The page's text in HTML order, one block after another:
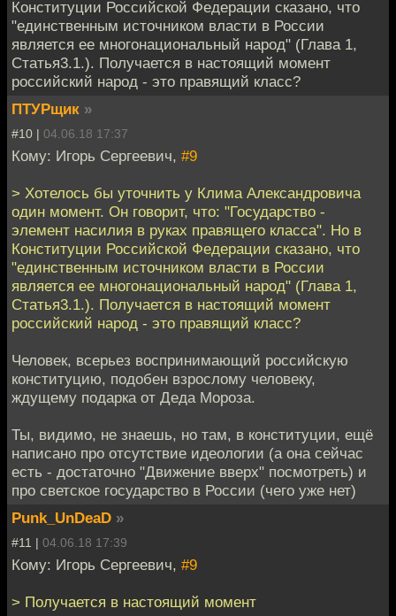
Конституции Российской Федерации сказано, что
"единственным источником власти в России
является ее многонациональный народ" (Глава 1,
Статья3.1.). Получается в настоящий момент
российский народ - это правящий класс?
ПТУРщик »
#10 | 04.06.18 17:37
Кому: Игорь Сергеевич, #9
> Хотелось бы уточнить у Клима Александровича
один момент. Он говорит, что: "Государство -
элемент насилия в руках правящего класса". Но в
Конституции Российской Федерации сказано, что
"единственным источником власти в России
является ее многонациональный народ" (Глава 1,
Статья3.1.). Получается в настоящий момент
российский народ - это правящий класс?
Человек, всерьез воспринимающий российскую
конституцию, подобен взрослому человеку,
ждущему подарка от Деда Мороза.
Ты, видимо, не знаешь, но там, в конституции, ещё
написано про отсутствие идеологии (а она сейчас
есть - достаточно "Движение вверх" посмотреть) и
про светское государство в России (чего уже нет)
Punk_UnDeaD »
#11 | 04.06.18 17:39
Кому: Игорь Сергеевич, #9
> Получается в настоящий момент